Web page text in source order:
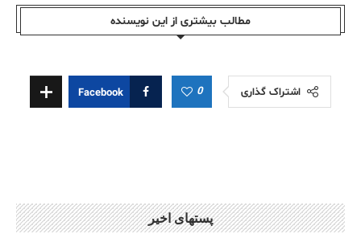
مطالب بیشتری از این نویسندە
اشتراک گذاری 0
Facebook
پستهای اخیر